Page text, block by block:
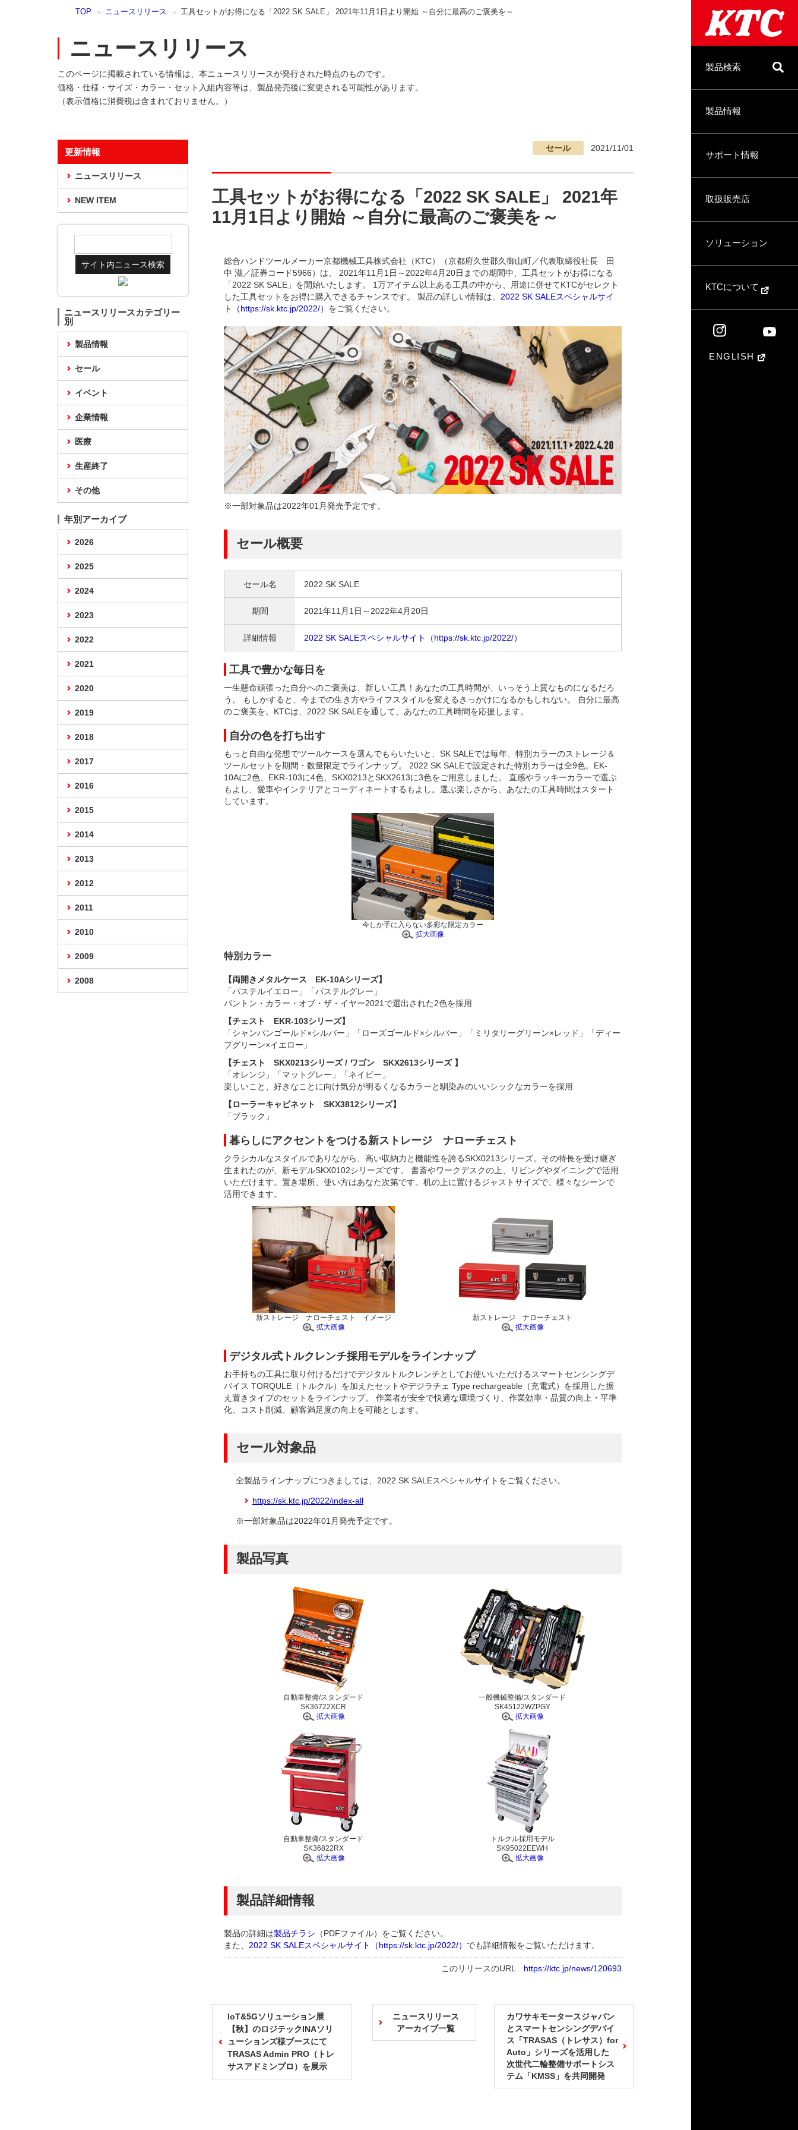
製品検索
製品情報
サポート情報
取扱販売店
ソリューション
KTCについて
ENGLISH
TOP ニュースリリース 工具セットがお得になる「2022 SK SALE」 2021年11月1日より開始 ～自分に最高のご褒美を～
ニュースリリース
このページに掲載されている情報は、本ニュースリリースが発行された時点のものです。
価格・仕様・サイズ・カラー・セット入組内容等は、製品発売後に変更される可能性があります。
（表示価格に消費税は含まれておりません。）
セール 2021/11/01
工具セットがお得になる「2022 SK SALE」 2021年
11月1日より開始 ～自分に最高のご褒美を～
総合ハンドツールメーカー京都機械工具株式会社（KTC）（京都府久世郡久御山町／代表取締役社長 田
中 滋／証券コード5966）は、 2021年11月1日～2022年4月20日までの期間中、工具セットがお得になる
「2022 SK SALE」を開始いたします。 1万アイテム以上ある工具の中から、用途に併せてKTCがセレクト
した工具セットをお得に購入できるチャンスです。 製品の詳しい情報は、 2022 SK SALEスペシャルサイ
ト（https://sk.ktc.jp/2022/） をご覧ください。
※一部対象品は2022年01月発売予定です。
セール概要
セール名 2022 SK SALE
期間 2021年11月1日～2022年4月20日
詳細情報 2022 SK SALEスペシャルサイト（https://sk.ktc.jp/2022/）
工具で豊かな毎日を
一生懸命頑張った自分へのご褒美は、新しい工具！あなたの工具時間が、いっそう上質なものになるだろ
う。 もしかすると、今までの生き方やライフスタイルを変えるきっかけになるかもしれない。 自分に最高
のご褒美を。KTCは、2022 SK SALEを通して、あなたの工具時間を応援します。
自分の色を打ち出す
もっと自由な発想でツールケースを選んでもらいたいと、SK SALEでは毎年、特別カラーのストレージ＆
ツールセットを期間・数量限定でラインナップ。 2022 SK SALEで設定された特別カラーは全9色。EK-
10Aに2色、EKR-103に4色、SKX0213とSKX2613に3色をご用意しました。 直感やラッキーカラーで選ぶ
もよし、愛車やインテリアとコーディネートするもよし。選ぶ楽しさから、あなたの工具時間はスタート
しています。
今しか手に入らない多彩な限定カラー
拡大画像
特別カラー
【両開きメタルケース EK-10Aシリーズ】
「パステルイエロー」「パステルグレー」
パントン・カラー・オブ・ザ・イヤー2021で選出された2色を採用
【チェスト EKR-103シリーズ】
「シャンパンゴールド×シルバー」「ローズゴールド×シルバー」「ミリタリーグリーン×レッド」「ディー
プグリーン×イエロー」
【チェスト SKX0213シリーズ / ワゴン SKX2613シリーズ 】
「オレンジ」「マットグレー」「ネイビー」
楽しいこと、好きなことに向け気分が明るくなるカラーと馴染みのいいシックなカラーを採用
【ローラーキャビネット SKX3812シリーズ】
「ブラック」
暮らしにアクセントをつける新ストレージ ナローチェスト
クラシカルなスタイルでありながら、高い収納力と機能性を誇るSKX0213シリーズ。その特長を受け継ぎ
生まれたのが、新モデルSKX0102シリーズです。 書斎やワークデスクの上、リビングやダイニングで活用
いただけます。置き場所、使い方はあなた次第です。机の上に置けるジャストサイズで、様々なシーンで
活用できます。
新ストレージ ナローチェスト イメージ
拡大画像
新ストレージ ナローチェスト
拡大画像
デジタル式トルクレンチ採用モデルをラインナップ
お手持ちの工具に取り付けるだけでデジタルトルクレンチとしてお使いいただけるスマートセンシングデ
バイス TORQULE（トルクル）を加えたセットやデジラチェ Type rechargeable（充電式）を採用した据
え置きタイプのセットをラインナップ。 作業者が安全で快適な環境づくり、作業効率・品質の向上・平準
化、コスト削減、顧客満足度の向上を可能とします。
セール対象品
全製品ラインナップにつきましては、2022 SK SALEスペシャルサイトをご覧ください。
https://sk.ktc.jp/2022/index-all
※一部対象品は2022年01月発売予定です。
製品写真
自動車整備/スタンダード
SK36722XCR
拡大画像
一般機械整備/スタンダード
SK45122WZPGY
拡大画像
自動車整備/スタンダード
SK36822RX
拡大画像
トルクル採用モデル
SK95022EEWH
拡大画像
製品詳細情報
製品の詳細は製品チラシ （PDFファイル） をご覧ください。
また、 2022 SK SALEスペシャルサイト（https://sk.ktc.jp/2022/） でも詳細情報をご覧いただけます。
このリリースのURL https://ktc.jp/news/120693
IoT&5Gソリューション展
【秋】のロジテックINAソリ
ューションズ様ブースにて
TRASAS Admin PRO（トレ
サスアドミンプロ）を展示
ニュースリリース
アーカイブ一覧
カワサキモータースジャパン
とスマートセンシングデバイ
ス「TRASAS（トレサス）for
Auto」シリーズを活用した
次世代二輪整備サポートシス
テム「KMSS」を共同開発
更新情報
ニュースリリース
NEW ITEM
ニュースリリースカテゴリー
別
製品情報
セール
イベント
企業情報
医療
生産終了
その他
年別アーカイブ
2026
2025
2024
2023
2022
2021
2020
2019
2018
2017
2016
2015
2014
2013
2012
2011
2010
2009
2008